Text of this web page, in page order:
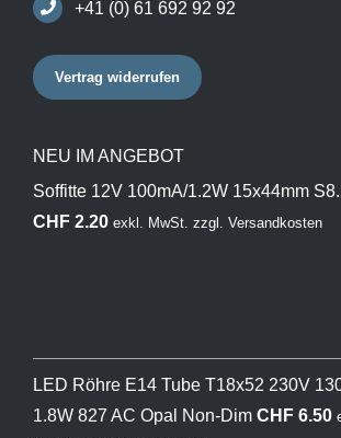
+41 (0) 61 692 92 92
Vertrag widerrufen
NEU IM ANGEBOT
Soffitte 12V 100mA/1.2W 15x44mm
CHF2.20 exkl. MwSt. zzgl. Versandkosten
LED Röhre E14 Tube T18x52 230V
1.8W 827 AC Opal Non-Dim CHF6.50